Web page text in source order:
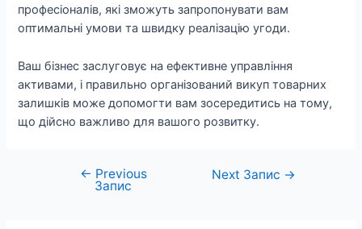
професіоналів, які зможуть запропонувати вам
оптимальні умови та швидку реалізацію угоди.
Ваш бізнес заслуговує на ефективне управління
активами, і правильно організований викуп товарних
залишків може допомогти вам зосередитись на тому,
що дійсно важливо для вашого розвитку.
Навігація
← Previous
Запис
Next Запис →